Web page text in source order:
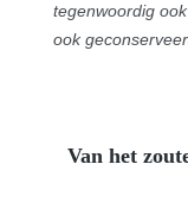
tegenwoordig
ook
Van het